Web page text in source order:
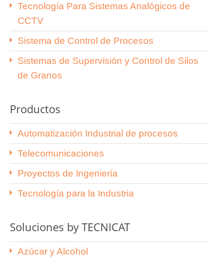
Tecnología Para Sistemas Analógicos de
CCTV
Sistema de Control de Procesos
Sistemas de Supervisión y Control de Silos
de Granos
Productos
Automatización Industrial de procesos
Telecomunicaciones
Proyectos de Ingeniería
Tecnología para la Industria
Soluciones by TECNICAT
Azúcar y Alcohol